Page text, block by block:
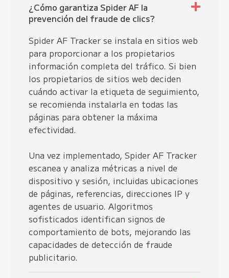
¿Cómo garantiza Spider AF la
prevención del fraude de clics?
Spider AF Tracker se instala en sitios web
para proporcionar a los propietarios
información completa del tráfico. Si bien
los propietarios de sitios web deciden
cuándo activar la etiqueta de seguimiento,
se recomienda instalarla en todas las
páginas para obtener la máxima
efectividad.
Una vez implementado, Spider AF Tracker
escanea y analiza métricas a nivel de
dispositivo y sesión, incluidas ubicaciones
de páginas, referencias, direcciones IP y
agentes de usuario. Algoritmos
sofisticados identifican signos de
comportamiento de bots, mejorando las
capacidades de detección de fraude
publicitario.